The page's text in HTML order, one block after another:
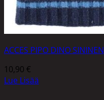
ACCES PIPO DINO SININEN
10,90 €
Lue Lisää